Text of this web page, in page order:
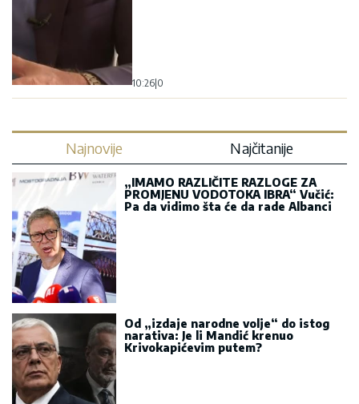
10:26 0
Najnovije Najčitanije
„IMAMO RAZLIČITE RAZLOGE ZA
PROMJENU VODOTOKA IBRA“ Vučić:
Pa da vidimo šta će da rade Albanci
Od „izdaje narodne volje“ do istog
narativa: Je li Mandić krenuo
Krivokapićevim putem?